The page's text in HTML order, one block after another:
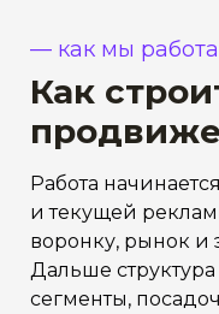
— как мы
Как
Работа
и текущей
воронку, рынок и
Дальше
сегменты,